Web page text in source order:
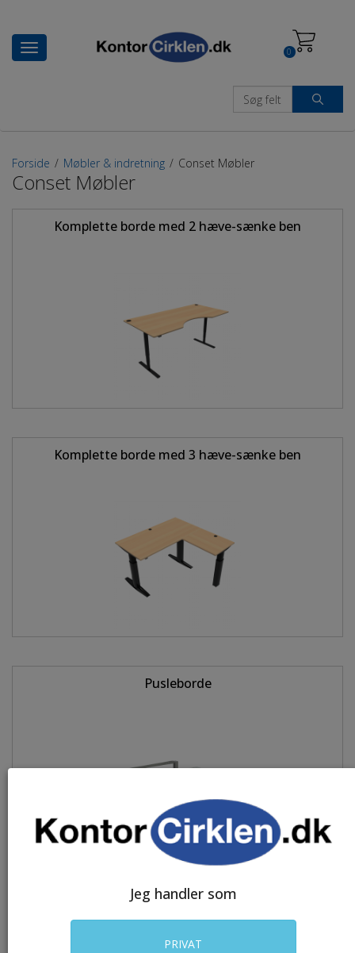
Toggle
navigation
0
Forside / Møbler & indretning / Conset Møbler
Conset Møbler
Komplette borde med 2 hæve-sænke ben
Komplette borde med 3 hæve-sænke ben
Pusleborde
Vis flere
Jeg handler som
PRIVAT